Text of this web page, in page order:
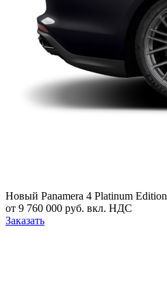
Новый Panamera 4 Platinum Edition
от 9 760 000 руб. вкл. НДС
Заказать